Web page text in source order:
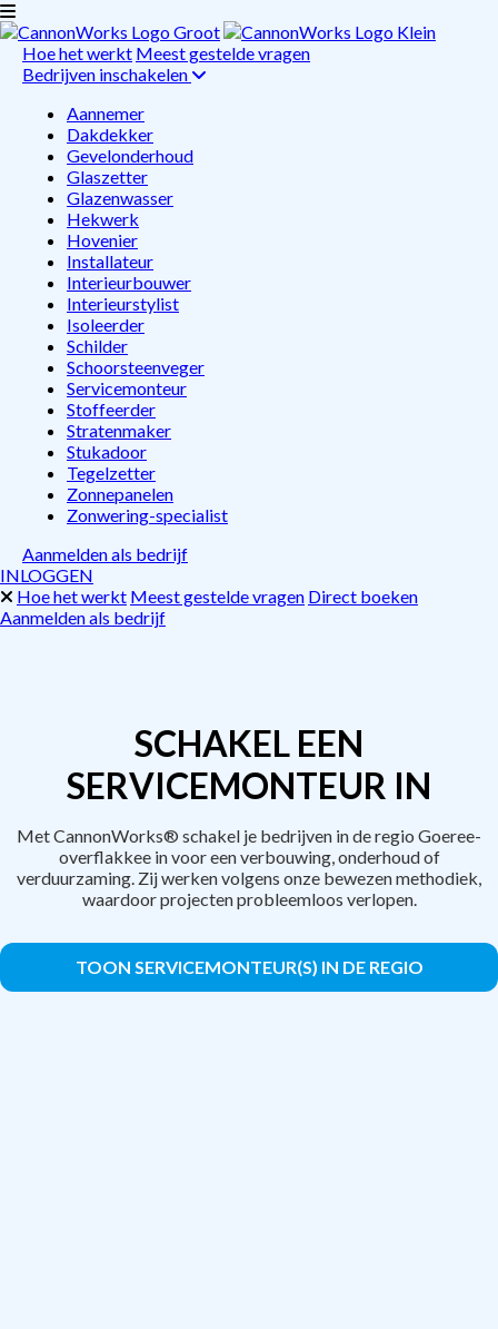
Hoe het werkt Meest gestelde vragen
Bedrijven inschakelen
Aannemer
Dakdekker
Gevelonderhoud
Glaszetter
Glazenwasser
Hekwerk
Hovenier
Installateur
Interieurbouwer
Interieurstylist
Isoleerder
Schilder
Schoorsteenveger
Servicemonteur
Stoffeerder
Stratenmaker
Stukadoor
Tegelzetter
Zonnepanelen
Zonwering-specialist
Aanmelden als bedrijf
INLOGGEN
Hoe het werkt Meest gestelde vragen Direct boeken
Aanmelden als bedrijf
SCHAKEL EEN
SERVICEMONTEUR IN
Met CannonWorks® schakel je bedrijven in de regio Goeree-
overflakkee in voor een verbouwing, onderhoud of
verduurzaming. Zij werken volgens onze bewezen methodiek,
waardoor projecten probleemloos verlopen.
TOON SERVICEMONTEUR(S) IN DE REGIO